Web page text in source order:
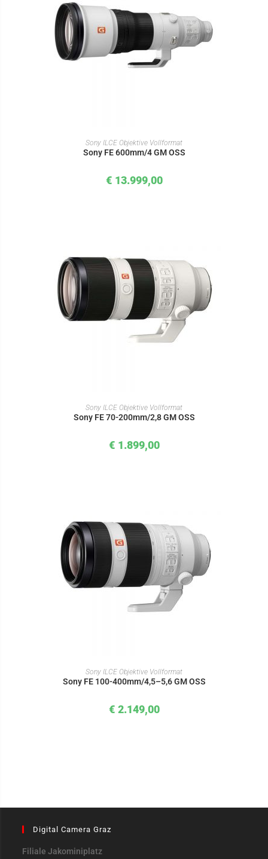
IN DEN WARENKORB
Sony ILCE Objektive Vollformat
Sony FE 600mm/4 GM OSS
€ 13.999,00
IN DEN WARENKORB
Sony ILCE Objektive Vollformat
Sony FE 70-200mm/2,8 GM OSS
€ 1.899,00
IN DEN WARENKORB
Sony ILCE Objektive Vollformat
Sony FE 100-400mm/4,5–5,6 GM OSS
€ 2.149,00
Digital Camera Graz
Filiale Jakominiplatz